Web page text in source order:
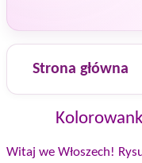
Strona główna
Witaj we Włoszech!